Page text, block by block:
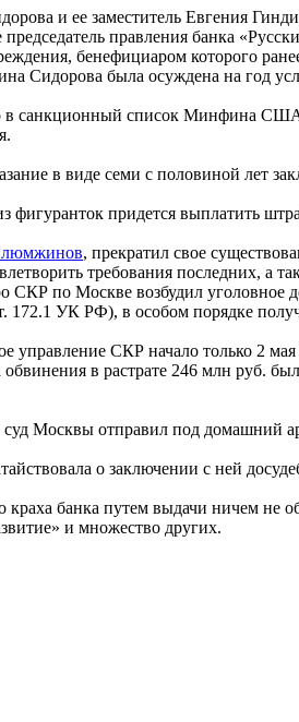
и ее заместитель Евгения
правления банка
бенефициаром которого
Сидорова была осуждена на год
санкционный список Минфина
в виде семи с половиной лет
придется выплатить
, прекратил свое
требования последних, а
по Москве возбудил
172.1 УК РФ), в особом порядке
управление СКР начало только 2
обвинения в растрате 246 млн
Москвы отправил под домашний
о заключении с ней
краха банка путем выдачи ничем
и множество других.